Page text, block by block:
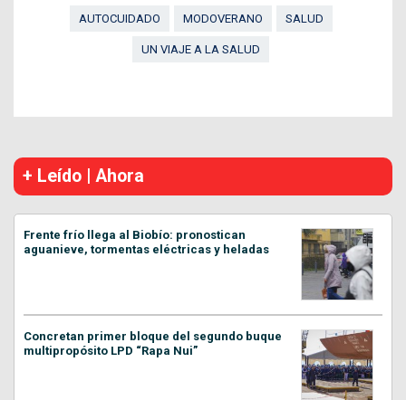
AUTOCUIDADO
MODOVERANO SALUD
UN VIAJE A LA SALUD
+ Leído | Ahora
Frente frío llega al Biobío: pronostican
aguanieve, tormentas eléctricas y heladas
Concretan primer bloque del segundo buque
multipropósito LPD “Rapa Nui”